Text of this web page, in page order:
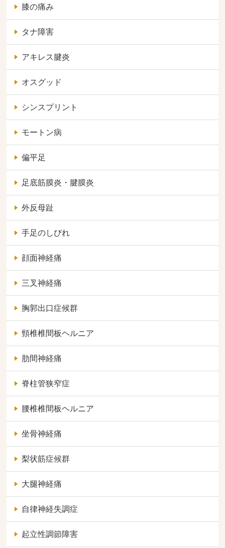
膝の痛み
タナ障害
アキレス腱炎
オスグッド
シンスプリント
モートン病
偏平足
足底筋膜炎・腱膜炎
外反母趾
手足のしびれ
顔面神経痛
三叉神経痛
胸郭出口症候群
頸椎椎間板ヘルニア
肋間神経痛
脊柱管狭窄症
腰椎椎間板ヘルニア
坐骨神経痛
梨状筋症候群
大腿神経痛
自律神経失調症
起立性調節障害